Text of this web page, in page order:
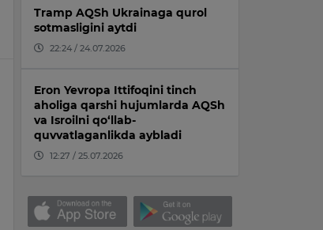
Tramp AQSh Ukrainaga qurol
sotmasligini aytdi
22:24 / 24.07.2026
Eron Yevropa Ittifoqini tinch
aholiga qarshi hujumlarda AQSh
va Isroilni qo‘llab-
quvvatlaganlikda aybladi
12:27 / 25.07.2026